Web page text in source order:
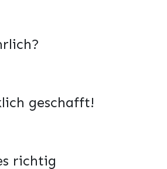
geschafft!
richtig